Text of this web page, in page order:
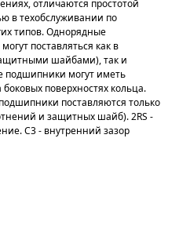
отличаются простотой
в техобслуживании по
типов. Однорядные
поставляться как в
шайбами), так и
подшипники могут иметь
поверхностях кольца.
поставляются только
и защитных шайб). 2RS -
C3 - внутренний зазор